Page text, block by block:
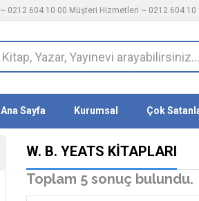
~ 0212 604 10 00 Müşteri Hizmetleri ~ 0212 604 10
Ana Sayfa Kurumsal Çok
W. B. YEATS KITAPLARI
Toplam 5 sonuç bulundu.